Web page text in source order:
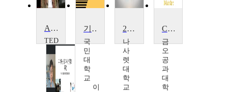
Amy Smith shares simple, lifesaving design
TED
Smith
기계공작법
국
민
대
학
교
이
21세기 디자인과 문화
나
사
렛
대
학
교
CATIA 3D 모델링 실무
금
오
공
과
대
학